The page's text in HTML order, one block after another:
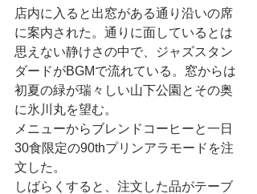
店内に入ると出窓がある通り沿いの席
に案内された。通りに面しているとは
思えない静けさの中で、ジャズスタン
ダードがBGMで流れている。窓からは
初夏の緑が瑞々しい山下公園とその奥
に氷川丸を望む。
メニューからブレンドコーヒーと一日
30食限定の90thプリンアラモードを注
文した。
しばらくすると、注文した品がテーブ